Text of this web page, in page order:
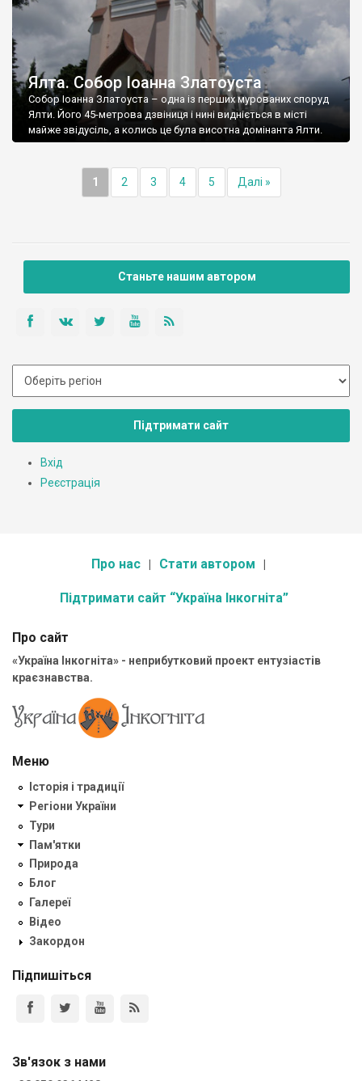
Ялта. Собор Іоанна Златоуста
Собор Іоанна Златоуста – одна із перших мурованих споруд
Ялти. Його 45-метрова дзвіниця і нині видніється в місті
майже звідусіль, а колись це була висотна домінанта Ялти.
1 2 3 4 5 Далі »
Станьте нашим автором
Підтримати сайт
Вхід
Реєстрація
Про нас Стати автором
Підтримати сайт “Україна Інкогніта”
Про сайт
«Україна Інкогніта» - неприбутковий проект ентузіастів
краєзнавства.
Меню
Історія і традиції
Регіони України
Тури
Пам'ятки
Природа
Блог
Галереї
Відео
Закордон
Підпишіться
Зв'язок з нами